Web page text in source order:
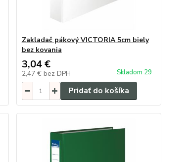
Zakladač pákový VICTORIA 5cm biely
bez kovania
3,04 €
2,47 € bez DPH Skladom 29
Pridať do košíka